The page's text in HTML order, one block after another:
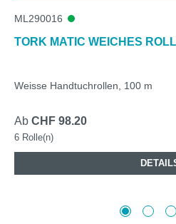
ML290016
TORK MATIC WEICHES
Weisse Handtuchrollen, 100 m
Ab CHF 98.20
6 Rolle(n)